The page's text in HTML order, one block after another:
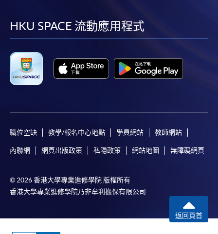
facebook
youtube
linkedin
HKU SPACE 流動應用程式
職位空缺 教學/報名中心地點 學員網站 教師網站
內聯網 網頁出版政策 私隱政策 網站地圖 無障礙網頁
© 2026 香港大學專業進修學院 版權所有
香港大學專業進修學院乃非牟利擔保有限公司
返回頁首